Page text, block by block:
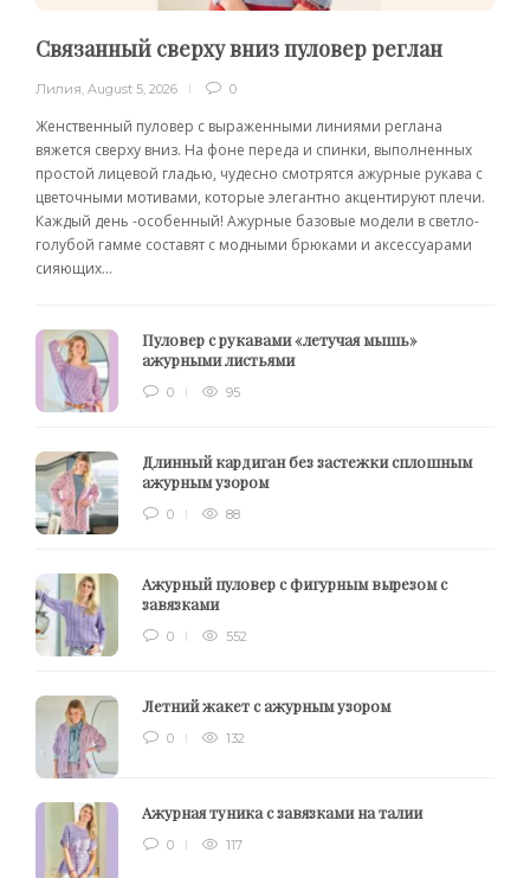
Связанный сверху вниз пуловер реглан
Лилия August 5, 2026 0
Женственный пуловер с выраженными линиями реглана
вяжется сверху вниз. На фоне переда и спинки, выполненных
простой лицевой гладью, чудесно смотрятся ажурные рукава с
цветочными мотивами, которые элегантно акцентируют плечи.
Каждый день -особенный! Ажурные базовые модели в светло-
голубой гамме составят с модными брюками и аксессуарами
сияющих...
Пуловер с рукавами «летучая мышь»
ажурными листьями
0 95
Длинный кардиган без застежки сплошным
ажурным узором
0 88
Ажурный пуловер с фигурным вырезом с
завязками
0 552
Летний жакет с ажурным узором
0 132
Ажурная туника с завязками на талии
0 117